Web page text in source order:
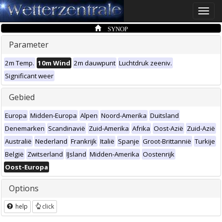
Toggle
SYNOP
Parameter
2m Temp. 10m Wind 2m dauwpunt Luchtdruk zeeniv.
Significant weer
Gebied
Europa Midden-Europa Alpen Noord-Amerika Duitsland
Denemarken Scandinavië Zuid-Amerika Afrika Oost-Azië Zuid-Azië
Australië Nederland Frankrijk Italië Spanje Groot-Brittannië Turkije
België Zwitserland IJsland Midden-Amerika Oostenrijk
Oost-Europa
Options
help click